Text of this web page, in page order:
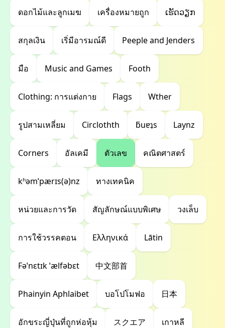
ดอกไม้และลูกเมฆ เครื่องหมายถูก ເຮັດວຽກ
สกุลเงิน เริ่มีอารมณ์ดี Peeple and Jenders
มือ Music and Games Footh
Clothing: การแต่งกาย Flags Wther
รูปสามเหลี่ยม Circlothth ƃuɐʇs Laynz
Corners อัลเคมี ตัวเลข คณิตศาสตร์
kʰəmˈpærɪs(ə)nz ทางเทคนิค
หน่วยและการวัด สัญลักษณ์แบบพิเศษ วงเล็บ
การใช้วรรคตอน Ελληνικά Lātin
Fəˈnɛtɪk ˈælfəbɛt 中文部首
Phainyin Aphlaibet บอโปโมฟอ 日本
อักขระญี่ปุ่นที่ถูกห่อหุ้ม スクエア เกาหลี